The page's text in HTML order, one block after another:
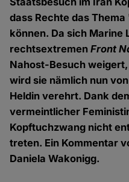
dass Rechte das
können. Da sich Marine
rechtsextremenFront
Nahost-Besuch
wird sie nämlich nun
Heldin verehrt. Dank
vermeintlicher
Kopftuchzwang nicht
treten. Ein Kommentar
Daniela Wakonigg.